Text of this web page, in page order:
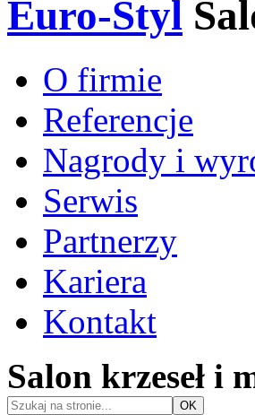
Euro-Styl
O firmie
Referencje
Nagrody i
Serwis
Partnerzy
Kariera
Kontakt
Salon krzeseł i